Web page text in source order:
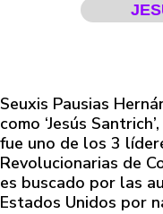
Seuxis Pausias
como ‘Jesús
fue uno de los 3
Revolucionarias de
es buscado por las
Estados Unidos por